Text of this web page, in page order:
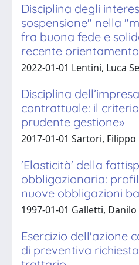
Disciplina degli
sospensione" nella
fra buona fede e
recente
2022-01-01 Lentini, Luca
Disciplina
contrattuale: il
prudente gestione»
2017-01-01 Sartori, Filippo
'Elasticità' della
obbligazionaria:
nuove obbligazioni
1997-01-01 Galletti, Danilo
Esercizio dell'azione
di preventiva